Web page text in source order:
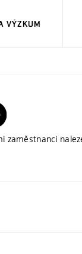
VÝZKUM
zaměstnanci